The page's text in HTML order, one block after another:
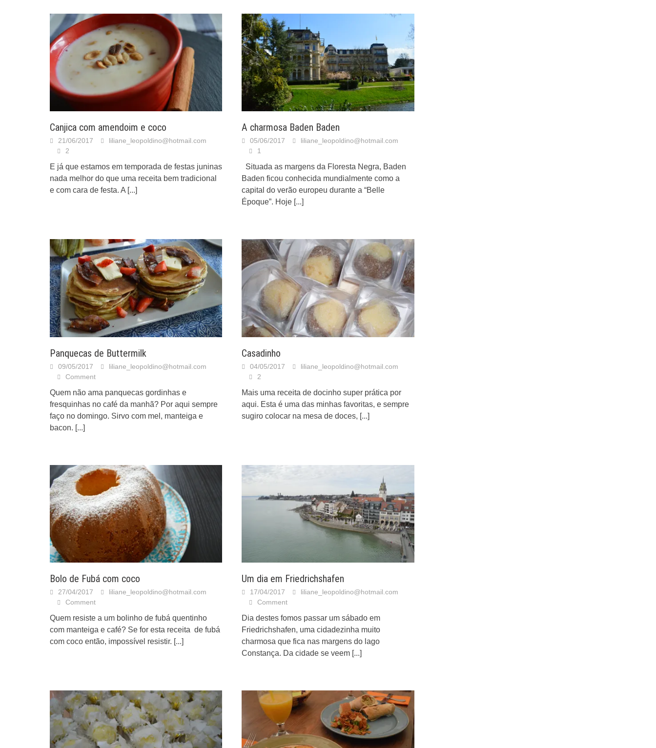
Canjica com amendoim e coco
21/06/2017
liliane_leopoldino@hotmail.com
2
E já que estamos em temporada de festas juninas
nada melhor do que uma receita bem tradicional
e com cara de festa. A [...]
A charmosa Baden Baden
05/06/2017
liliane_leopoldino@hotmail.com
1
Situada as margens da Floresta Negra, Baden
Baden ficou conhecida mundialmente como a
capital do verão europeu durante a “Belle
Époque”. Hoje [...]
Panquecas de Buttermilk
09/05/2017
liliane_leopoldino@hotmail.com
Comment
Quem não ama panquecas gordinhas e
fresquinhas no café da manhã? Por aqui sempre
faço no domingo. Sirvo com mel, manteiga e
bacon. [...]
Casadinho
04/05/2017
liliane_leopoldino@hotmail.com
2
Mais uma receita de docinho super prática por
aqui. Esta é uma das minhas favoritas, e sempre
sugiro colocar na mesa de doces, [...]
Bolo de Fubá com coco
27/04/2017
liliane_leopoldino@hotmail.com
Comment
Quem resiste a um bolinho de fubá quentinho
com manteiga e café? Se for esta receita de fubá
com coco então, impossível resistir. [...]
Um dia em Friedrichshafen
17/04/2017
liliane_leopoldino@hotmail.com
Comment
Dia destes fomos passar um sábado em
Friedrichshafen, uma cidadezinha muito
charmosa que fica nas margens do lago
Constança. Da cidade se veem [...]